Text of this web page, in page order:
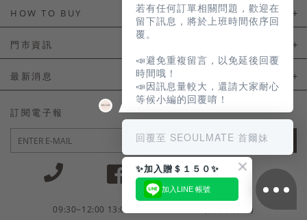
HOW TO BUY
如何購買
會員常見問題
訂單常見問題
商品售後服務
電子發票
門市資訊
門市資訊
最新消息
LINE官方會員活動
訂閱電子報
JOIN
09:30~12:00 13:00~18:30 / Mon - Fri(例假日除外)
若有任何訂單相關問題，歡迎在
留下訊息，將於上班時間依序回
覆。
📣避免重複留言，以免延後回覆
時間哦！
📣因訊息量較大，還請大家耐心
等候小編的回覆唷！
回覆至 SEOULMATE 首爾妹
✨加入贈＄１５０✨
加入LINE 帳號